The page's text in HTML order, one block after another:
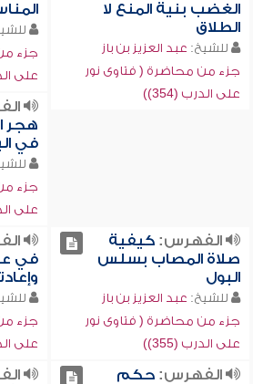
الغضب بنية المنع لا
الطلاق
للشيخ: عبد العزيز بن باز
جزء من محاضرة ( فتاوى نور
على الدرب (354))
جزء
على
هجر
في
جزء
على
الفهرس:كيفية
صلاة المصاب بسلس
البول
للشيخ: عبد العزيز بن باز
جزء من محاضرة ( فتاوى نور
على الدرب (355))
في
جزء
على
الفهرس:حكم